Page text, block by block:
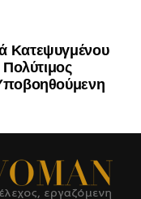
Κατεψυγμένου